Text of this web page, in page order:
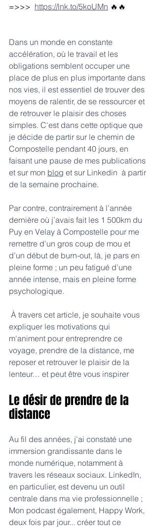
=>>> https://lnk.to/5koUMn 🔥🔥
Dans un monde en constante
accélération, où le travail et les
obligations semblent occuper une
place de plus en plus importante dans
nos vies, il est essentiel de trouver des
moyens de ralentir, de se ressourcer et
de retrouver le plaisir des choses
simples. C'est dans cette optique que
je décide de partir sur le chemin de
Compostelle pendant 40 jours, en
faisant une pause de mes publications
et sur mon blog et sur Linkedin  à partir
de la semaine prochaine.
Par contre, contrairement à l’année
dernière où j’avais fait les 1 500km du
Puy en Velay à Compostelle pour me
remettre d’un gros coup de mou et
d’un début de burn-out, là, je pars en
pleine forme ; un peu fatigué d’une
année intense, mais en pleine forme
psychologique.
expliquer les motivations qui
m'animent pour entreprendre ce
voyage, prendre de la distance, me
reposer et retrouver le plaisir de la
lenteur… et peut être vous inspirer
Le désir de prendre de la
distance
Au fil des années, j'ai constaté une
immersion grandissante dans le
monde numérique, notamment à
travers les réseaux sociaux. LinkedIn,
en particulier, est devenu un outil
centrale dans ma vie professionnelle ;
Mon podcast également, Happy Work,
deux fois par jour... créer tout ce